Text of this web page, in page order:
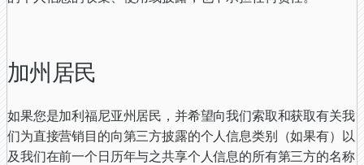
加州居民
如果您是加利福尼亚州居民，并希望向我们索取和获取有关我
们为直接营销目的向第三方披露的个人信息类别（如果有）以
及我们在前一个日历年与之共享个人信息的所有第三方的名称